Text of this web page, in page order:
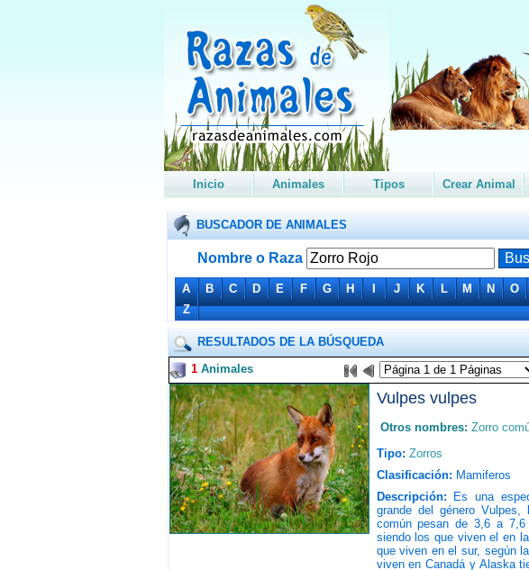
Inicio Animales Tipos Crear Animal
BUSCADOR DE ANIMALES
Nombre o Raza
A B C D E F G H I J K L M N O
Z
RESULTADOS DE LA BÚSQUEDA
1Animales
Vulpes vulpes
Otros nombres: Zorro
Tipo: Zorros
Clasificación: Mamiferos
Descripción: Es una
grande del género
común pesan de 3,6 a 7,6
siendo los que viven el en
que viven en el sur, según
viven en Canadá y Alaska